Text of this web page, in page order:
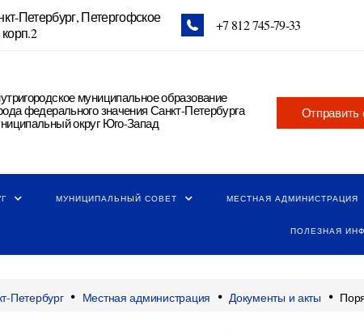
Петербург, Петергофское
+7 812 745‑79-33
муниципальное образование
федерального значения Санкт-Петербурга
округ Юго-Запад
МУНИЦИПАЛЬНЫЙ СОВЕТ МЕСТНАЯ АДМИНИСТРАЦИЯ
ПОЛЕЗНАЯ
Петербург• Местная администрация • Документы и акты •